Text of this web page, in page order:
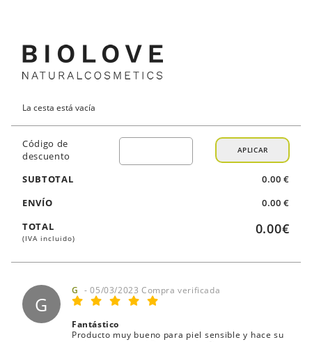
La cesta está vacía
Código de
descuento
APLICAR
SUBTOTAL
0.00 €
ENVÍO
0.00 €
TOTAL
(IVA incluido)
0.00€
G
G - 05/03/2023 Compra verificada
Fantástico
Producto muy bueno para piel sensible y hace su